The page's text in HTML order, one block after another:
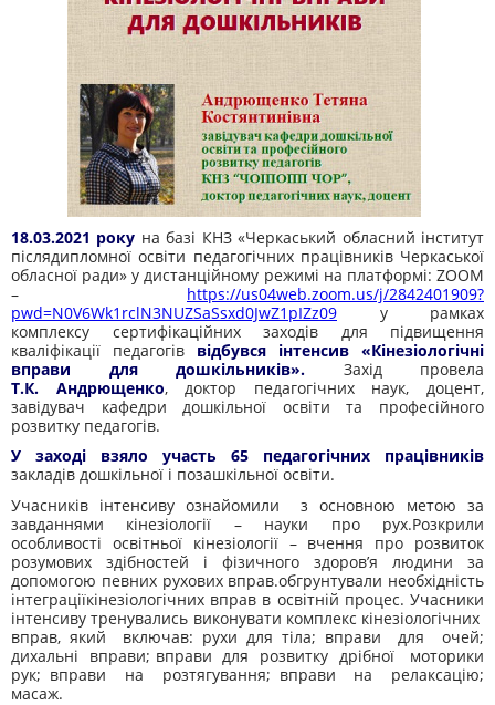
18.03.2021 року на базі КНЗ «Черкаський обласний інститут
післядипломної освіти педагогічних працівників Черкаської
обласної ради» у дистанційному режимі на платформі: ZOOM
– https://us04web.zoom.us/j/2842401909?
pwd=N0V6Wk1rclN3NUZSaSsxd0JwZ1pIZz09 у рамках
комплексу сертифікаційних заходів для підвищення
кваліфікації педагогів відбувся інтенсив «Кінезіологічні
вправи для дошкільників». Захід провела
Т.К. Андрющенко, доктор педагогічних наук, доцент,
завідувач кафедри дошкільної освіти та професійного
розвитку педагогів.
У заході взяло участь 65 педагогічних працівників
закладів дошкільної і позашкільної освіти.
Учасників інтенсиву ознайомили з основною метою за
завданнями кінезіології – науки про рух.Розкрили
особливості освітньої кінезіології – вчення про розвиток
розумових здібностей і фізичного здоров’я людини за
допомогою певних рухових вправ.обгрунтували необхідність
інтеграціїкінезіологічних вправ в освітній процес. Учасники
інтенсиву тренувались виконувати комплекс кінезіологічних
вправ, який включав: рухи для тіла; вправи для очей;
дихальні вправи; вправи для розвитку дрібної моторики
рук; вправи на розтягування; вправи на релаксацію;
масаж.